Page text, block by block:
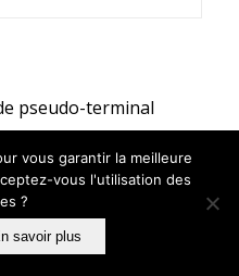
pseudo-terminal
SFTP
vous garantir la meilleure
vous l'utilisation des
?
savoir plus